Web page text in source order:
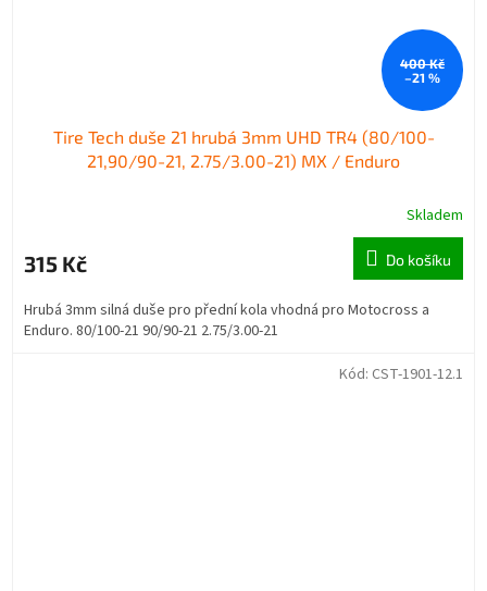
400 Kč
–21 %
Tire Tech duše 21 hrubá 3mm UHD TR4 (80/100-
21,90/90-21, 2.75/3.00-21) MX / Enduro
Skladem
315 Kč Do košíku
Hrubá 3mm silná duše pro přední kola vhodná pro Motocross a
Enduro. 80/100-21 90/90-21 2.75/3.00-21
Kód: CST-1901-12.1